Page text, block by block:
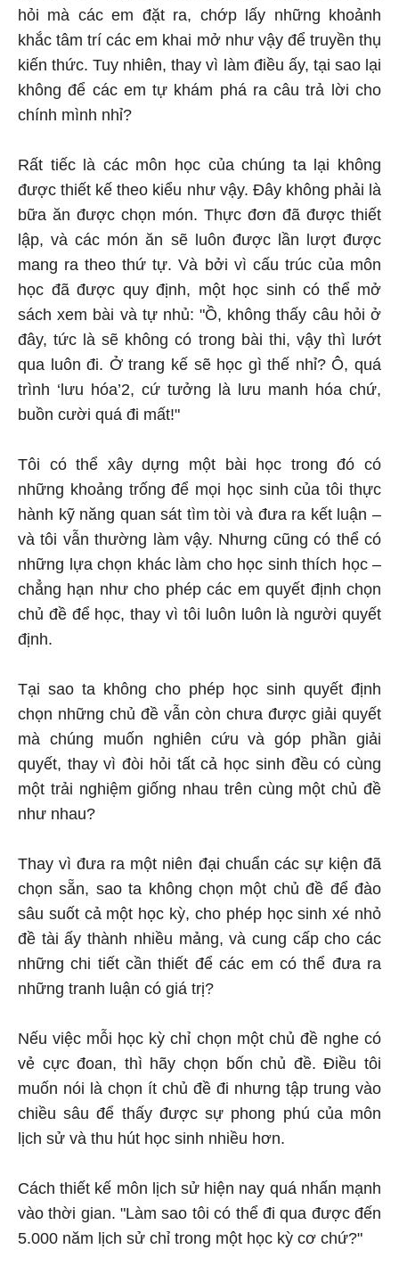
hỏi mà các em đặt ra, chớp lấy những khoảnh
khắc tâm trí các em khai mở như vậy để truyền thụ
kiến thức. Tuy nhiên, thay vì làm điều ấy, tại sao lại
không để các em tự khám phá ra câu trả lời cho
chính mình nhỉ?
Rất tiếc là các môn học của chúng ta lại không
được thiết kế theo kiểu như vậy. Đây không phải là
bữa ăn được chọn món. Thực đơn đã được thiết
lập, và các món ăn sẽ luôn được lần lượt được
mang ra theo thứ tự. Và bởi vì cấu trúc của môn
học đã được quy định, một học sinh có thể mở
sách xem bài và tự nhủ: "Ồ, không thấy câu hỏi ở
đây, tức là sẽ không có trong bài thi, vậy thì lướt
qua luôn đi. Ở trang kế sẽ học gì thế nhỉ? Ô, quá
trình ‘lưu hóa’2, cứ tưởng là lưu manh hóa chứ,
buồn cười quá đi mất!"
Tôi có thể xây dựng một bài học trong đó có
những khoảng trống để mọi học sinh của tôi thực
hành kỹ năng quan sát tìm tòi và đưa ra kết luận –
và tôi vẫn thường làm vậy. Nhưng cũng có thể có
những lựa chọn khác làm cho học sinh thích học –
chẳng hạn như cho phép các em quyết định chọn
chủ đề để học, thay vì tôi luôn luôn là người quyết
định.
Tại sao ta không cho phép học sinh quyết định
chọn những chủ đề vẫn còn chưa được giải quyết
mà chúng muốn nghiên cứu và góp phần giải
quyết, thay vì đòi hỏi tất cả học sinh đều có cùng
một trải nghiệm giống nhau trên cùng một chủ đề
như nhau?
Thay vì đưa ra một niên đại chuẩn các sự kiện đã
chọn sẵn, sao ta không chọn một chủ đề để đào
sâu suốt cả một học kỳ, cho phép học sinh xé nhỏ
đề tài ấy thành nhiều mảng, và cung cấp cho các
những chi tiết cần thiết để các em có thể đưa ra
những tranh luận có giá trị?
Nếu việc mỗi học kỳ chỉ chọn một chủ đề nghe có
vẻ cực đoan, thì hãy chọn bốn chủ đề. Điều tôi
muốn nói là chọn ít chủ đề đi nhưng tập trung vào
chiều sâu để thấy được sự phong phú của môn
lịch sử và thu hút học sinh nhiều hơn.
Cách thiết kế môn lịch sử hiện nay quá nhấn mạnh
vào thời gian. "Làm sao tôi có thể đi qua được đến
5.000 năm lịch sử chỉ trong một học kỳ cơ chứ?"